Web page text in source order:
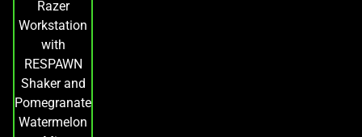
carousel
one
large
image
and